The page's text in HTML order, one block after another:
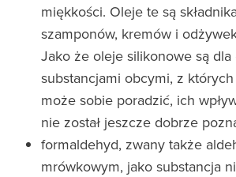
miękkości. Oleje te są
szamponów, kremów i
Jako że oleje silikonowe są
substancjami obcymi, z
może sobie poradzić, ich
nie został jeszcze dobrze
formaldehyd, zwany także
mrówkowym, jako substancja